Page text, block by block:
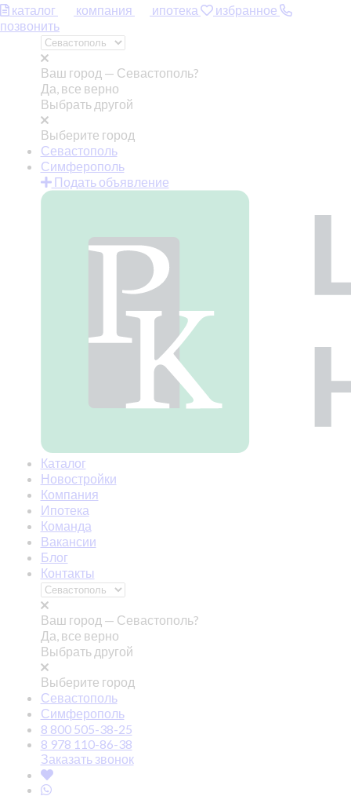
каталог компания ипотека
избранное
позвонить
Ваш город — Севастополь?
Да, все верно
Выбрать другой
Выберите город
Севастополь
Симферополь
Подать объявление
Каталог
Новостройки
Компания
Ипотека
Команда
Вакансии
Блог
Контакты
Ваш город — Севастополь?
Да, все верно
Выбрать другой
Выберите город
Севастополь
Симферополь
8 800 505-38-25
8 978 110-86-38
Заказать звонок